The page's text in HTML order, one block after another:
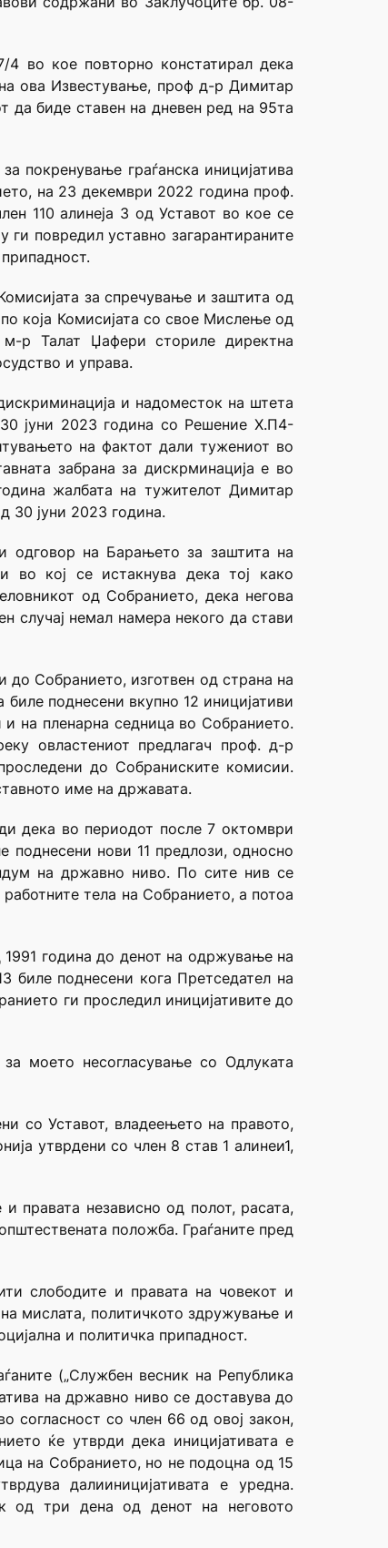
во кое повторно констатирал дека
ова Известување, проф д-р Димитар
биде ставен на дневен ред на 95та
покренување граѓанска иницијатива
на 23 декември 2022 година проф.
110 алинеја 3 од Уставот во кое се
повредил уставно загарантираните
за спречување и заштита од
која Комисијата со свое Мислење од
р Талат Џафери сториле директна
и управа.
и надоместок на штета
јуни 2023 година со Решение Х.П4-
на фактот дали тужениот во
забрана за дискрминација е во
жалбата на тужителот Димитар
30 јуни 2023 година.
одговор на Барањето за заштита на
во кој се истакнува дека тој како
од Собранието, дека негова
случај немал намера некого да стави
до Собранието, изготвен од страна на
поднесени вкупно 12 иницијативи
на пленарна седница во Собранието.
овластениот предлагач проф. д-р
до Собраниските комисии.
име на државата.
дека во периодот после 7 октомври
нови 11 предлози, односно
на државно ниво. По сите нив се
тела на Собранието, а потоа
година до денот на одржување на
биле поднесени кога Претседател на
ги проследил иницијативите до
моето несогласување со Одлуката
со Уставот, владеењето на правото,
утврдени со член 8 став 1 алинеи1,
правата независно од полот, расата,
положба. Граѓаните пред
слободите и правата на човекот и
мислата, политичкото здружување и
и политичка припадност.
(„Службен весник на Република
на државно ниво се доставува до
согласност со член 66 од овој закон,
ќе утврди дека иницијативата е
на Собранието, но не подоцна од 15
далииницијативата е уредна.
од три дена од денот на неговото